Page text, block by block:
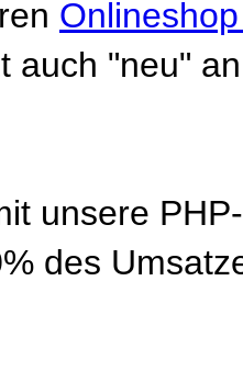
auch "neu"
unsere
des